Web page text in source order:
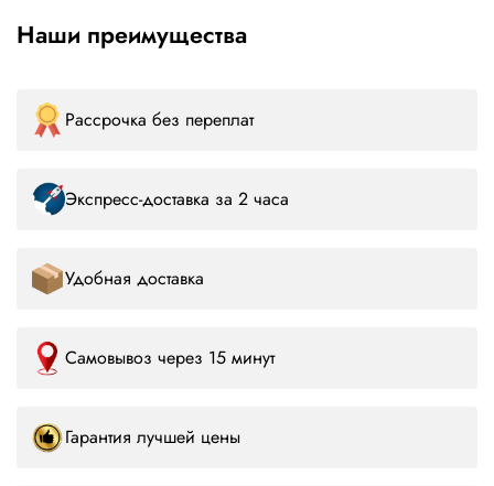
Наши преимущества
Рассрочка без переплат
Экспресс-доставка за 2 часа
Удобная доставка
Самовывоз через 15 минут
Гарантия лучшей цены